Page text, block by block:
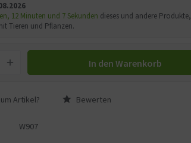
12 Minuten und 5 Sekunden dieses und andere Produkte,
Tieren und Pflanzen.
In den Warenkorb
Artikel? Bewerten
W907